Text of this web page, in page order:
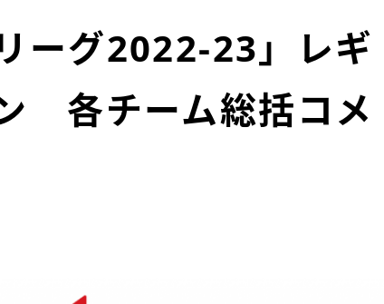
ーグ2022-23」レギ
各チーム総括コメ